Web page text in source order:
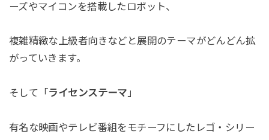
ーズやマイコンを搭載したロボット、
複雑精緻な上級者向きなどと展開のテーマがどんどん拡
がっていきます。
そして「ライセンステーマ 」
有名な映画やテレビ番組をモチーフにしたレゴ・シリー